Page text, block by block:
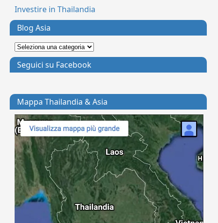
Investire in Thailandia
Blog Asia
Seguici su Facebook
Mappa Thailandia & Asia